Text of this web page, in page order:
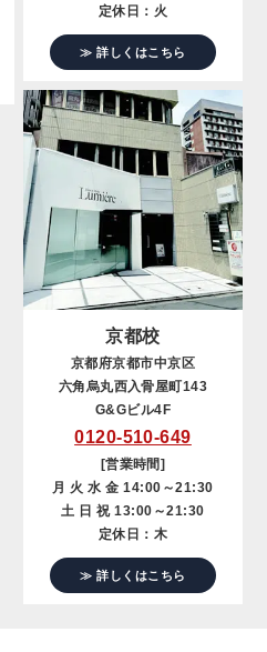
定休日：火
≫ 詳しくはこちら
京都校
京都府京都市中京区
六角烏丸西入骨屋町143
G&Gビル4F
0120-510-649
[営業時間]
月 火 水 金 14:00～21:30
土 日 祝 13:00～21:30
定休日：木
≫ 詳しくはこちら